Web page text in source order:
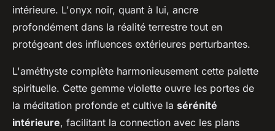
intérieure. L'onyx noir, quant à lui, ancre
profondément dans la réalité terrestre tout en
protégeant des influences extérieures perturbantes.
L'améthyste complète harmonieusement cette palette
spirituelle. Cette gemme violette ouvre les portes de
la méditation profonde et cultive la sérénité
intérieure, facilitant la connection avec les plans